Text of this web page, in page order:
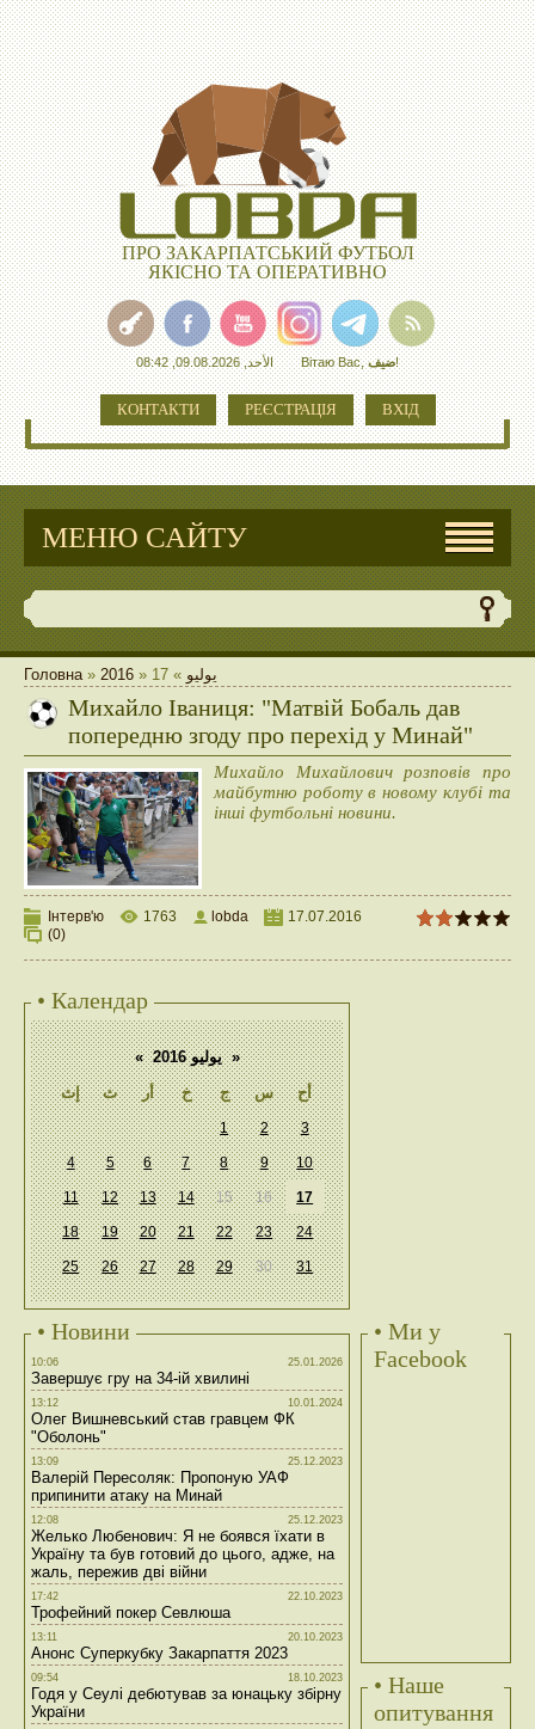
ПРО ЗАКАРПАТСЬКИЙ ФУТБОЛ
ЯКІСНО ТА ОПЕРАТИВНО
الأحد, 09.08.2026, 08:42 Вітаю Вас,ضيف!
КОНТАКТИ РЕЄСТРАЦІЯ ВХІД
МЕНЮ САЙТУ
Головна» 2016 » يوليو »
17
Михайло Іваниця: "Матвій Бобаль дав
попередню згоду про перехід у Минай"
Михайло Михайлович розповів про
майбутню роботу в новому клубі та
інші футбольні новини.
Інтерв'ю 1763 lobda
17.07.2016
(0)
• Календар
« يوليو 2016 »
إث
ث أر خ ج س أح
1 2 3
4 5 6 7 8 9 10
11 12 13 14 15 16 17
18 19 20 21 22 23 24
25 26 27 28 29 30 31
• Новини
10:06 25.01.2026
Завершує гру на 34-ій хвилині
13:12 10.01.2024
Олег Вишневський став гравцем ФК
"Оболонь"
13:09 25.12.2023
Валерій Пересоляк: Пропоную УАФ
припинити атаку на Минай
12:08 25.12.2023
Желько Любенович: Я не боявся їхати в
Україну та був готовий до цього, адже, на
жаль, пережив дві війни
17:42 22.10.2023
Трофейний покер Севлюша
13:11 20.10.2023
Анонс Суперкубку Закарпаття 2023
09:54 18.10.2023
Годя у Сеулі дебютував за юнацьку збірну
України
• Ми у
Facebook
• Наше
опитування